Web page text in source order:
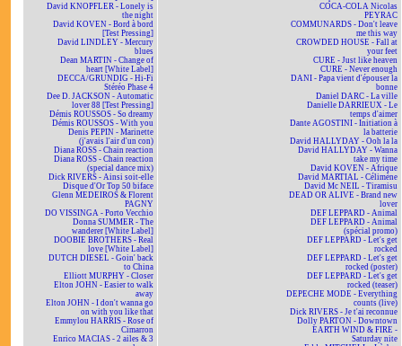
David KNOPFLER - Lonely is
the night
David KOVEN - Bord à bord
[Test Pressing]
David LINDLEY - Mercury
blues
Dean MARTIN - Change of
heart [White Label]
DECCA/GRUNDIG - Hi-Fi
Stéréo Phase 4
Dee D. JACKSON - Automatic
lover 88 [Test Pressing]
Démis ROUSSOS - So dreamy
Démis ROUSSOS - With you
Denis PEPIN - Marinette
(j'avais l'air d'un con)
Diana ROSS - Chain reaction
Diana ROSS - Chain reaction
(special dance mix)
Dick RIVERS - Ainsi soit-elle
Disque d'Or Top 50 biface
Glenn MEDEIROS & Florent
PAGNY
DO VISSINGA - Porto Vecchio
Donna SUMMER - The
wanderer [White Label]
DOOBIE BROTHERS - Real
love [White Label]
DUTCH DIESEL - Goin' back
to China
Elliott MURPHY - Closer
Elton JOHN - Easier to walk
away
Elton JOHN - I don't wanna go
on with you like that
Emmylou HARRIS - Rose of
Cimarron
Enrico MACIAS - 2 ailes & 3
COCA-COLA Nicolas
PEYRAC
COMMUNARDS - Don't leave
me this way
CROWDED HOUSE - Fall at
your feet
CURE - Just like heaven
CURE - Never enough
DANI - Papa vient d'épouser la
bonne
Daniel DARC - La ville
Danielle DARRIEUX - Le
temps d'aimer
Dante AGOSTINI - Initiation à
la batterie
David HALLYDAY - Ooh la la
David HALLYDAY - Wanna
take my time
David KOVEN - Afrique
David MARTIAL - Célimène
David Mc NEIL - Tiramisu
DEAD OR ALIVE - Brand new
lover
DEF LEPPARD - Animal
DEF LEPPARD - Animal
(spécial promo)
DEF LEPPARD - Let's get
rocked
DEF LEPPARD - Let's get
rocked (poster)
DEF LEPPARD - Let's get
rocked (teaser)
DEPECHE MODE - Everything
counts (live)
Dick RIVERS - Je t'ai reconnue
Dolly PARTON - Downtown
EARTH WIND & FIRE -
Saturday nite